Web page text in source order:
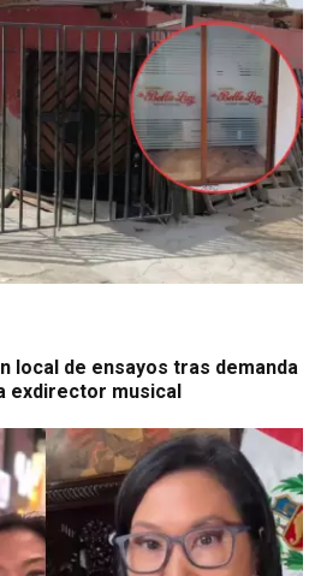
local de ensayos tras demanda
exdirector musical